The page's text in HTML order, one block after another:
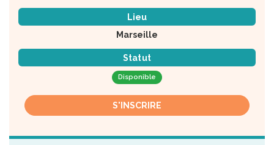
Lieu
Marseille
Statut
Disponible
S'INSCRIRE